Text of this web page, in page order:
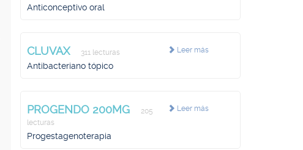
Anticonceptivo oral
Leer más
CLUVAX 311 lecturas
Antibacteriano tópico
Leer más
PROGENDO 200MG
205
lecturas
Progestagenoterapia